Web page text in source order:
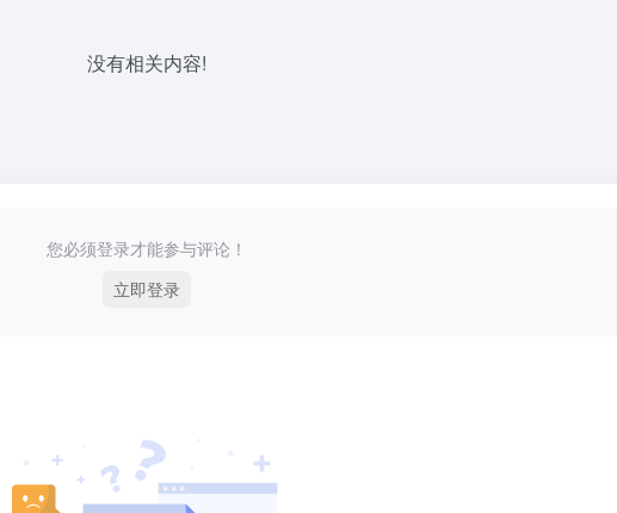
没有相关内容!
您必须登录才能参与评论！
立即登录